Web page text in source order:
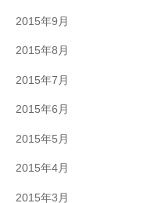
2015年9月
2015年8月
2015年7月
2015年6月
2015年5月
2015年4月
2015年3月